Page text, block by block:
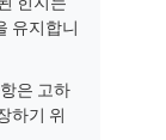
유지합니
은 고하
하기 위